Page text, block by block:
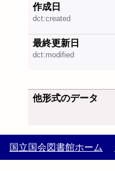
作成日
dct:created
最終更新日
dct:modified
他形式のデータ
国立国会図書館ホーム